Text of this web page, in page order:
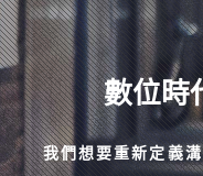
數位時
我們想要重新定義